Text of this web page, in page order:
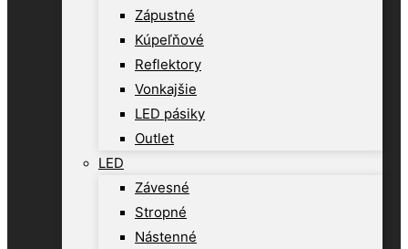
Zápustné
Kúpeľňové
Reflektory
Vonkajšie
LED pásiky
Outlet
LED
Závesné
Stropné
Nástenné